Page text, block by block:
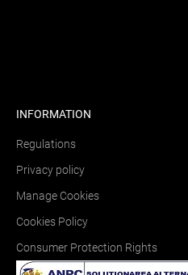
INFORMATION
Regulations
Privacy policy
Manage Cookies
Cookies Policy
Consumer Protection Rights